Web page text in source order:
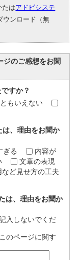
たはアドビシステ
ウンロード（無
ジのご感想をお聞
すか？
もいえない
、理由をお聞か
ぎる
内容が
文章の表現
ど見せ方の工夫
は、理由をお聞か
入しないでくだ
のページに関す